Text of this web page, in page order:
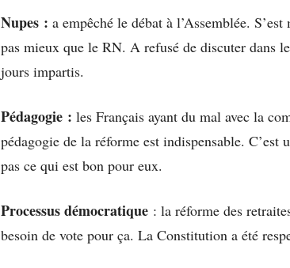
Nupes : a empêché le débat à l’Assemblée.
pas mieux que le RN. A refusé de discuter dans
jours impartis.
Pédagogie : les Français ayant du mal avec la
pédagogie de la réforme est indispensable. C’est
pas ce qui est bon pour eux.
Processus démocratique : la réforme des
besoin de vote pour ça. La Constitution a été